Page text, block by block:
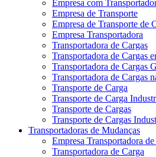
Empresa com
Empresa de Transporte
Empresa de Transporte de
Empresa Transportadora
Transportadora de Cargas
Transportadora de Cargas
Transportadora de Cargas
Transportadora de Cargas
Transporte de Carga
Transporte de Carga
Transporte de Cargas
Transporte de Cargas
Transportadoras de Mudanças
Empresa Transportadora
Transportadora de Carga